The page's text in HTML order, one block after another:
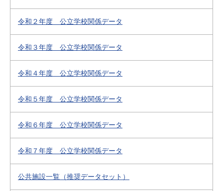
令和２年度 公立学校関係データ
令和３年度 公立学校関係データ
令和４年度 公立学校関係データ
令和５年度 公立学校関係データ
令和６年度 公立学校関係データ
令和７年度 公立学校関係データ
公共施設一覧（推奨データセット）